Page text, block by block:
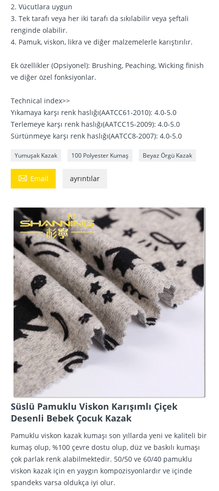
2. Vücutlara uygun
3. Tek tarafı veya her iki tarafı da sıkılabilir veya şeftali
renginde olabilir.
4. Pamuk, viskon, likra ve diğer malzemelerle karıştırılır.
Ek özellikler (Opsiyonel): Brushing, Peaching, Wicking finish
ve diğer özel fonksiyonlar.
Technical index>>
Yıkamaya karşı renk haslığı(AATCC61-2010): 4.0-5.0
Terlemeye karşı renk haslığı(AATCC15-2009): 4.0-5.0
Sürtünmeye karşı renk haslığı(AATCC8-2007): 4.0-5.0
Yumuşak Kazak 100 Polyester Kumaş Beyaz Örgü Kazak
 Email ayrıntılar
Süslü Pamuklu Viskon Karışımlı Çiçek
Desenli Bebek Çocuk Kazak
Pamuklu viskon kazak kumaşı son yıllarda yeni ve kaliteli bir
kumaş olup, %100 çevre dostu olup, düz ve baskılı kumaşı
çok parlak renk alabilmektedir. 50/50 ve 60/40 pamuklu
viskon kazak için en yaygın kompozisyonlardır ve içinde
spandeks varsa oldukça iyi olur.